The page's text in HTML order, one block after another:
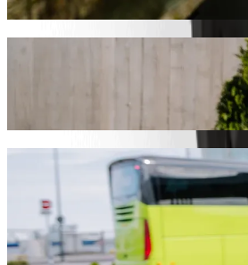
Preuzmi aplikaciju Bolt
Dođi od Xarı Bülbül
Preporučujemo da odabereš Bolt vožnju
AZN. Bez obzira na priliku, pronaći
Bolt usluge za dolazak
Puno prtljage? Rezerviraj naše XL
Želiš stići u stilu? Isprobaj Boltove
Putuješ s djecom? Naruči vožnju